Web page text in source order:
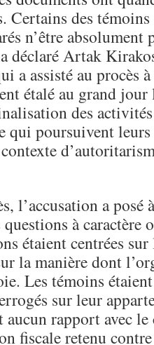
Certains des témoins
n’être absolument
déclaré Artak
a assisté au procès
étalé au grand
des activités
qui poursuivent
l’accusation a posé
à caractère
étaient centrées sur
la manière dont
Les témoins étaient
sur leur
rapport avec le
fiscale retenu